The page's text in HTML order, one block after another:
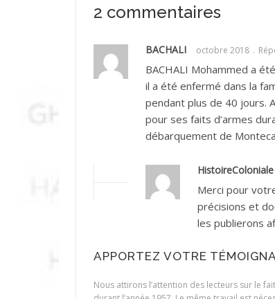
2 commentaires
BACHALI octobre 2018
BACHALI Mohammed a
il a été enfermé dans la
pendant plus de 40 jours.
pour ses faits d’armes
débarquement de
HistoireColoniale
Merci pour
précisions et
les publierons
APPORTEZ VOTRE
Nous attirons l’attention des lecteurs sur le